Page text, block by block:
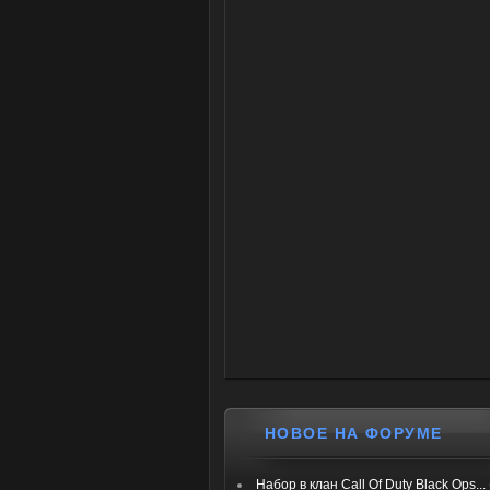
НОВОЕ НА ФОРУМЕ
Набор в клан Call Of Duty Black Ops...